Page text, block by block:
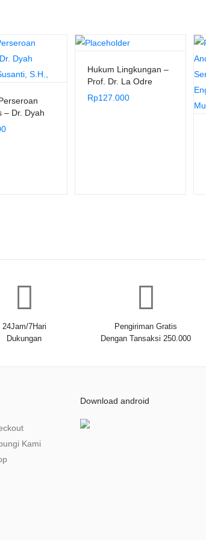
– Dr. Dyah
Susanti,
Hukum Lingkungan –
Prof. Dr. La Odre
Angga, S.Ag., S.H.,
M.Hum.
Rp127.000
24Jam/7Hari
Dukungan
Pengiriman Gratis
Dengan Tansaksi 250.000
Kami
Download android